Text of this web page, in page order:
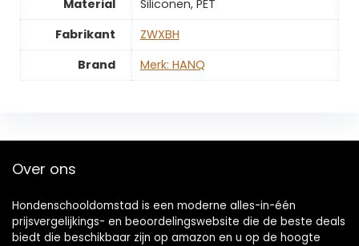
Material
‎Siliconen, PET
Fabrikant
‎ZWXBH
Brand
Merk: HANQ
Over ons
Hondenschooldomstad is een moderne alles-in-één
prijsvergelijkings- en beoordelingswebsite die de beste deals
biedt die beschikbaar zijn op amazon en u op de hoogte